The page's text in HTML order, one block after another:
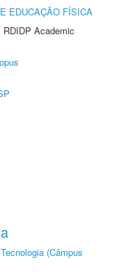
EDUCAÇÃO FÍSICA
Academic
(Câmpus